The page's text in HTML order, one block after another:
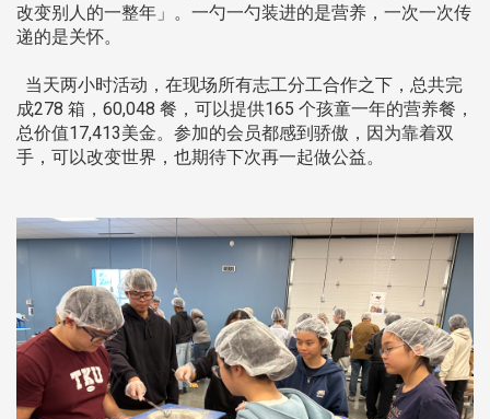
改变别人的一整年」。一勺一勺装进的是营养，一次一次传
递的是关怀。
当天两小时活动，在现场所有志工分工合作之下，总共完
成278 箱，60,048 餐，可以提供165 个孩童一年的营养餐，
总价值17,413美金。参加的会员都感到骄傲，因为靠着双
手，可以改变世界，也期待下次再一起做公益。